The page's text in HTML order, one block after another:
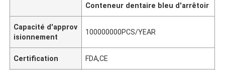
Conteneur dentaire bleu d'arrêtoir
Capacité d'approv
isionnement
100000000PCS/YEAR
Certification FDA,CE